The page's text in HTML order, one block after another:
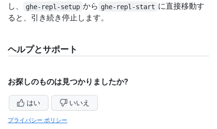
し、
ghe-repl-setup から ghe-repl-start に直接移動す
ると、引き続き停止します。
ヘルプとサポート
お探しのものは見つかりましたか?
はい いいえ
プライバシー ポリシー